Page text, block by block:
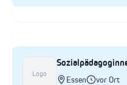
Logo
Essen
vor Ort